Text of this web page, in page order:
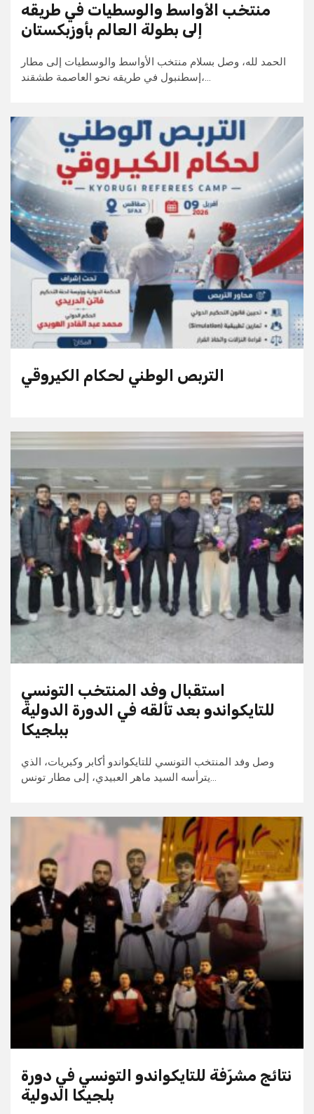
منتخب الأواسط والوسطيات في طريقه
إلى بطولة العالم بأوزبكستان
الحمد لله، وصل بسلام منتخب الأواسط والوسطيات إلى مطار
إسطنبول في طريقه نحو العاصمة طشقند،…
التربص الوطني لحكام الكيروقي
استقبال وفد المنتخب التونسي
للتايكواندو بعد تألقه في الدورة الدولية
ببلجيكا
وصل وفد المنتخب التونسي للتايكواندو أكابر وكبريات، الذي
يترأسه السيد ماهر العبيدي، إلى مطار تونس…
نتائج مشرّفة للتايكواندو التونسي في دورة
بلجيكا الدولية